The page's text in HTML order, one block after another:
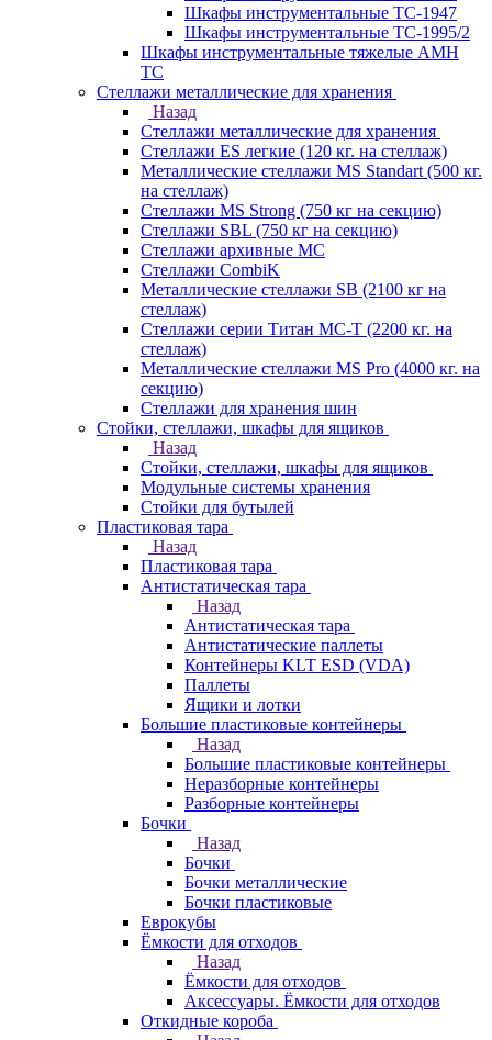
Шкафы инструментальные ТС-1947
Шкафы инструментальные ТС-1995/2
Шкафы инструментальные тяжелые AMH
TC
Стеллажи металлические для хранения
Назад
Стеллажи металлические для хранения
Стеллажи ES легкие (120 кг. на стеллаж)
Металлические стеллажи MS Standart (500 кг.
на стеллаж)
Стеллажи MS Strong (750 кг на секцию)
Стеллажи SBL (750 кг на секцию)
Стеллажи архивные МС
Стеллажи CombiK
Металлические стеллажи SB (2100 кг на
стеллаж)
Стеллажи серии Титан МС-Т (2200 кг. на
стеллаж)
Металлические стеллажи MS Pro (4000 кг. на
секцию)
Стеллажи для хранения шин
Стойки, стеллажи, шкафы для ящиков
Назад
Стойки, стеллажи, шкафы для ящиков
Модульные системы хранения
Стойки для бутылей
Пластиковая тара
Назад
Пластиковая тара
Антистатическая тара
Назад
Антистатическая тара
Антистатические паллеты
Контейнеры KLT ESD (VDA)
Паллеты
Ящики и лотки
Большие пластиковые контейнеры
Назад
Большие пластиковые контейнеры
Неразборные контейнеры
Разборные контейнеры
Бочки
Назад
Бочки
Бочки металлические
Бочки пластиковые
Еврокубы
Ёмкости для отходов
Назад
Ёмкости для отходов
Аксессуары. Ёмкости для отходов
Откидные короба